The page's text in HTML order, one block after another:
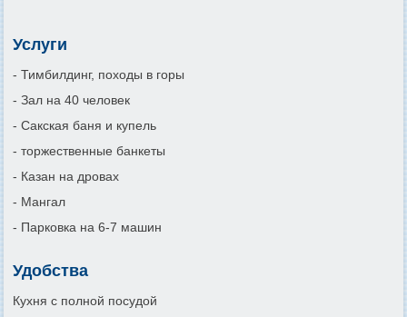
Услуги
- Тимбилдинг, походы в горы
- Зал на 40 человек
- Сакская баня и купель
- торжественные банкеты
- Казан на дровах
- Мангал
- Парковка на 6-7 машин
Удобства
Кухня с полной посудой